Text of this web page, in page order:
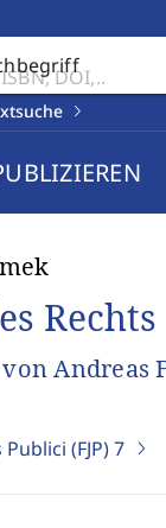
Rechts
Andreas
(FJP)7